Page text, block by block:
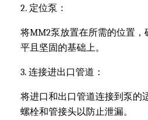
2. 定位泵：
将MM2泵放置在所需的位置，
平且坚固的基础上。
3. 连接进出口管道：
将进口和出口管道连接到泵的
螺栓和管接头以防止泄漏。